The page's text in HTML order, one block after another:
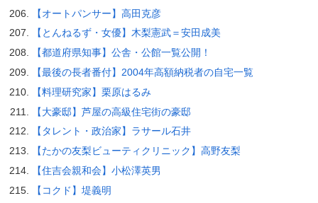
【オートパンサー】高田克彦
【とんねるず・女優】木梨憲武＝安田成美
【都道府県知事】公舎・公館一覧公開！
【最後の長者番付】2004年高額納税者の自宅一覧
【料理研究家】栗原はるみ
【大豪邸】芦屋の高級住宅街の豪邸
【タレント・政治家】ラサール石井
【たかの友梨ビューティクリニック】高野友梨
【住吉会親和会】小松澤英男
【コクド】堤義明